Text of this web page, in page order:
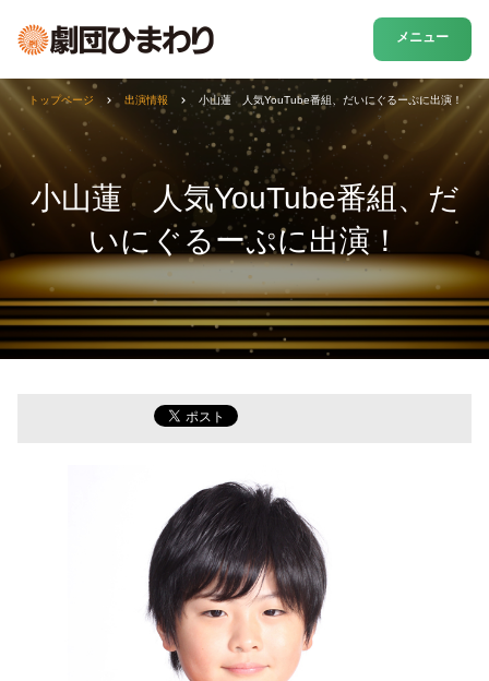
メニュー
小山蓮 人気YouTube番組、だ
いにぐるーぷに出演！
トップページ 出演情報 小山蓮 人気YouTube番組、だいにぐるーぷに出演！